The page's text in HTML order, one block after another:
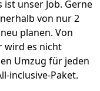
unser Job. Gerne
von nur2
planen. Von
wird es nicht
Umzug für jeden
inclusive-Paket.